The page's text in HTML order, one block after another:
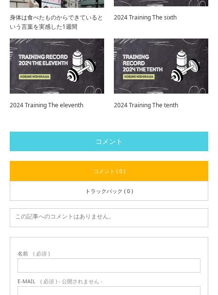
身体は食べたものからできていると
いう言葉を実感した1週間
2024 Training The sixth
2024 Training The eleventh 2024 Training The tenth
コメント
コメント ( 0 )
トラックバック ( 0 )
この記事へのコメントはありません。
名前 ( 必須 )
E-MAIL ( 必須 ) - 公開されません -